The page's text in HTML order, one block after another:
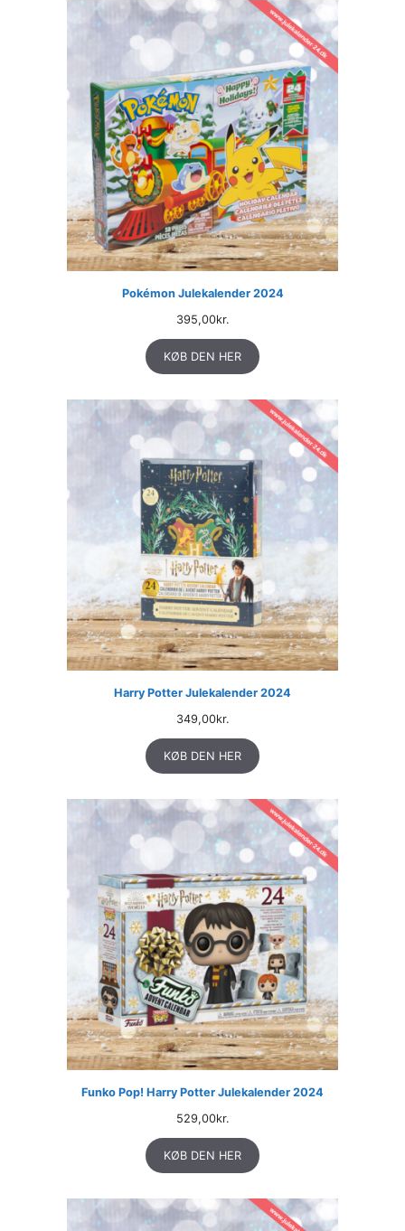
Pokémon Julekalender 2024
395,00kr.
KØB DEN HER
Harry Potter Julekalender 2024
349,00kr.
KØB DEN HER
Funko Pop! Harry Potter Julekalender 2024
529,00kr.
KØB DEN HER